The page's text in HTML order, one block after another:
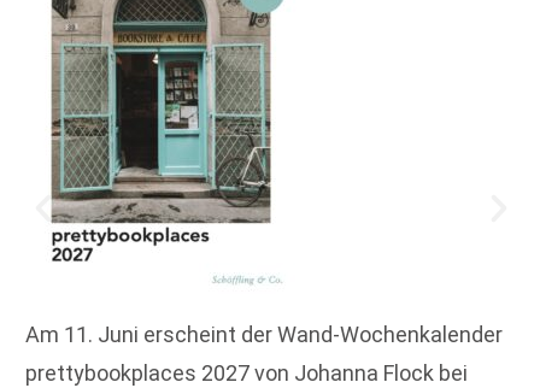
Am 11. Juni erscheint der Wand-Wochenkalender
prettybookplaces 2027 von Johanna Flock bei